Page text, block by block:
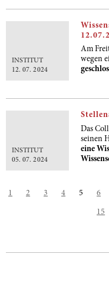
INSTITUT
12. 07. 2024
Am
wegen
INSTITUT
05. 07. 2024
Das
seinen
eine
1 2 3 4 5 6
15